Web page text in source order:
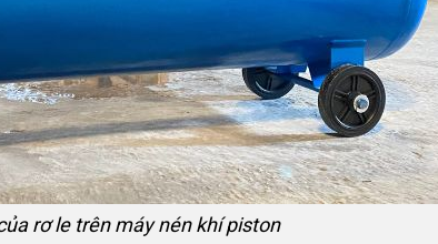
rơ le trên máy nén khí piston